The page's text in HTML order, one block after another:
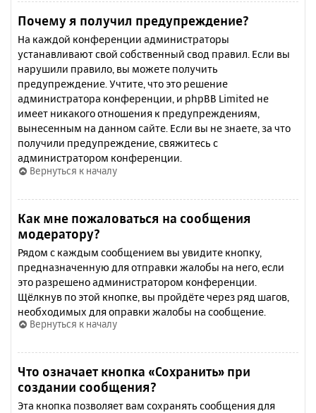
Почему я получил предупреждение?
На каждой конференции администраторы
устанавливают свой собственный свод правил. Если вы
нарушили правило, вы можете получить
предупреждение. Учтите, что это решение
администратора конференции, и phpBB Limited не
имеет никакого отношения к предупреждениям,
вынесенным на данном сайте. Если вы не знаете, за что
получили предупреждение, свяжитесь с
администратором конференции.
Вернуться к началу
Как мне пожаловаться на сообщения
модератору?
Рядом с каждым сообщением вы увидите кнопку,
предназначенную для отправки жалобы на него, если
это разрешено администратором конференции.
Щёлкнув по этой кнопке, вы пройдёте через ряд шагов,
необходимых для оправки жалобы на сообщение.
Вернуться к началу
Что означает кнопка «Сохранить» при
создании сообщения?
Эта кнопка позволяет вам сохранять сообщения для